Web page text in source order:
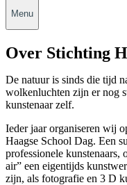
Menu
Over Stichting
De natuur is sinds die tijd
wolkenluchten zijn er nog
kunstenaar zelf.
Ieder jaar organiseren wij
Haagse School Dag. Een
professionele kunstenaars,
air” een eigentijds
zijn, als fotografie en 3 D